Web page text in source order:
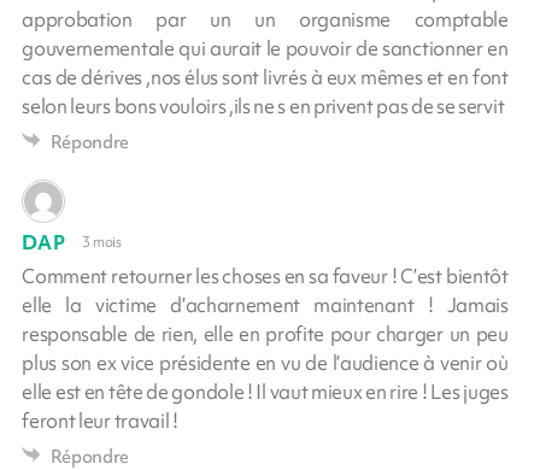
approbation par un un organisme comptable
gouvernementale qui aurait le pouvoir de sanctionner en
cas de dérives ,nos élus sont livrés à eux mêmes et en font
selon leurs bons vouloirs ,ils ne s en privent pas de se servit
Répondre
DAP 3 mois
Comment retourner les choses en sa faveur ! C’est bientôt
elle la victime d’acharnement maintenant ! Jamais
responsable de rien, elle en profite pour charger un peu
plus son ex vice présidente en vu de l’audience à venir où
elle est en tête de gondole ! Il vaut mieux en rire ! Les juges
feront leur travail !
Répondre